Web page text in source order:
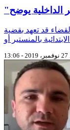
الداخلية يوضح
قد تعهد بقضية